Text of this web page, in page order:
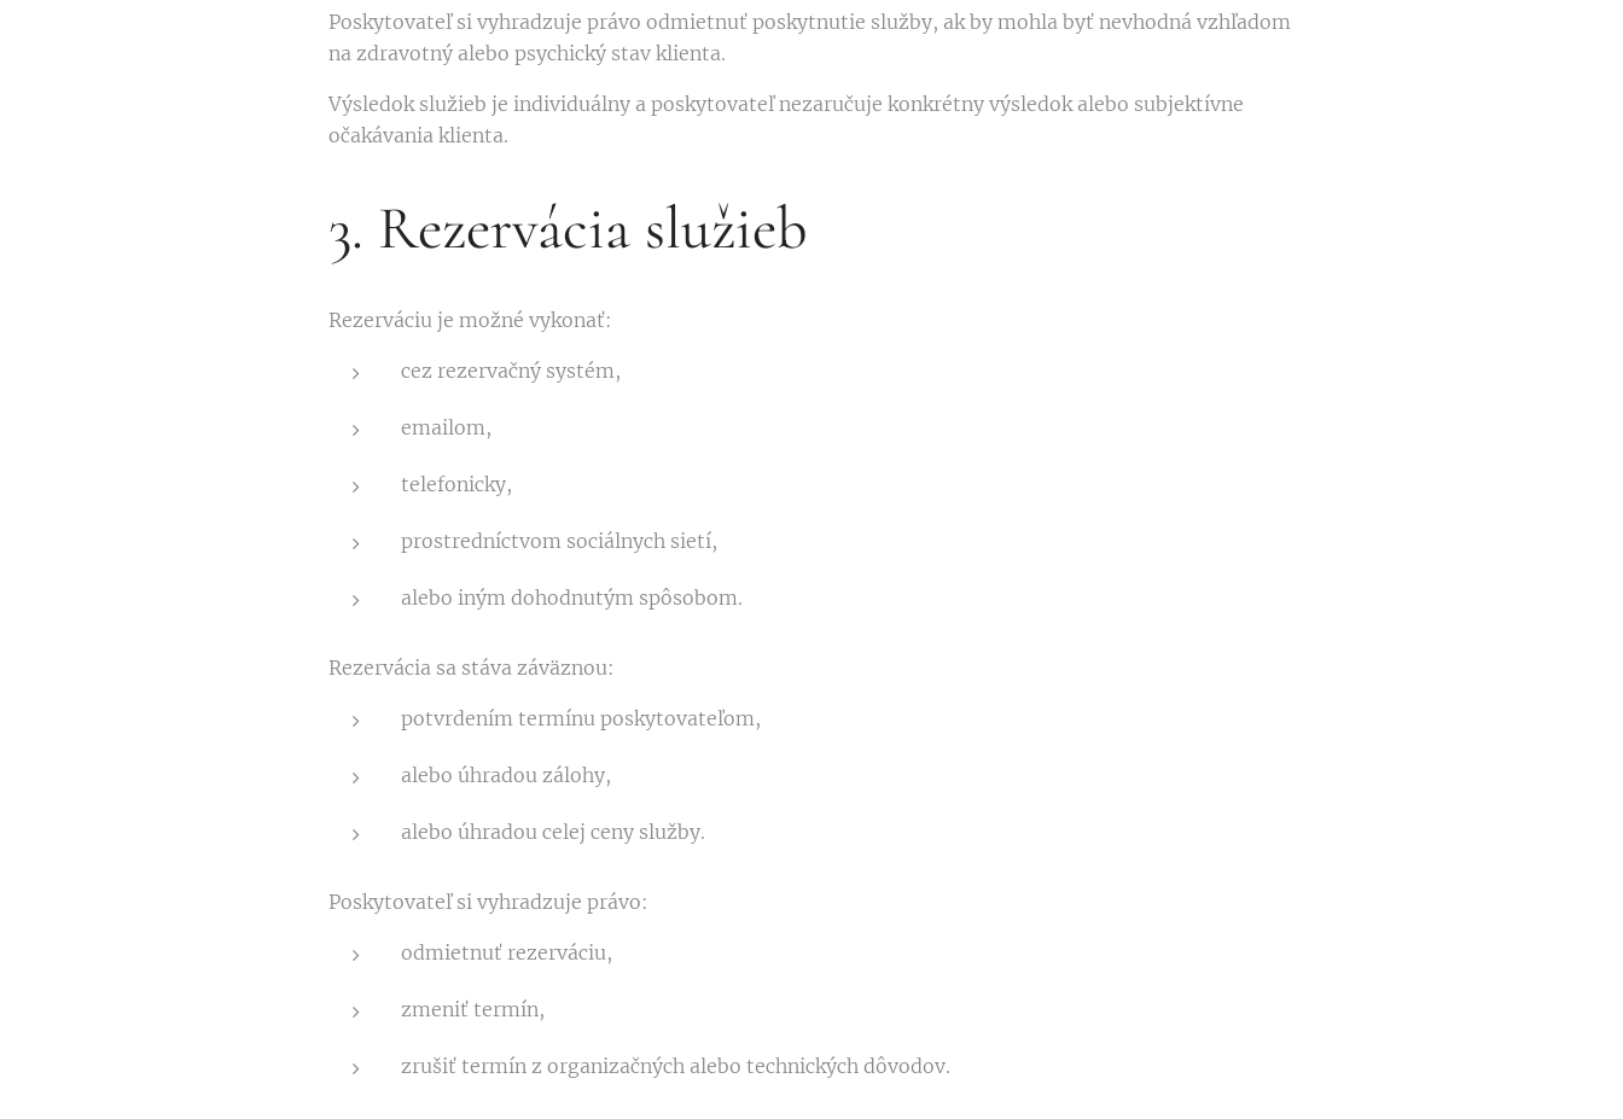
Poskytovateľ si vyhradzuje právo odmietnuť poskytnutie služby, ak by mohla byť nevhodná vzhľadom
na zdravotný alebo psychický stav klienta.
Výsledok služieb je individuálny a poskytovateľ nezaručuje konkrétny výsledok alebo subjektívne
očakávania klienta.
3. Rezervácia služieb
Rezerváciu je možné vykonať:
cez rezervačný systém,
emailom,
telefonicky,
prostredníctvom sociálnych sietí,
alebo iným dohodnutým spôsobom.
Rezervácia sa stáva záväznou:
potvrdením termínu poskytovateľom,
alebo úhradou zálohy,
alebo úhradou celej ceny služby.
Poskytovateľ si vyhradzuje právo:
odmietnuť rezerváciu,
zmeniť termín,
zrušiť termín z organizačných alebo technických dôvodov.